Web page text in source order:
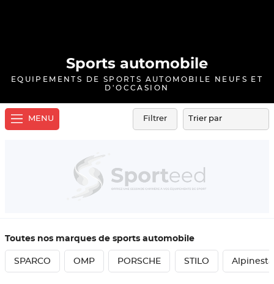
Sports automobile
EQUIPEMENTS DE SPORTS AUTOMOBILE NEUFS ET
D'OCCASION
MENU Filtrer
Toutes nos marques de sports automobile
SPARCO OMP PORSCHE STILO